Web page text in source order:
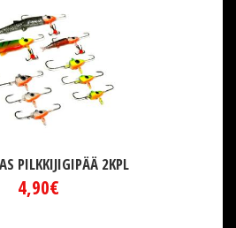
PILKKIJIGIPÄÄ 2KPL
4,90€